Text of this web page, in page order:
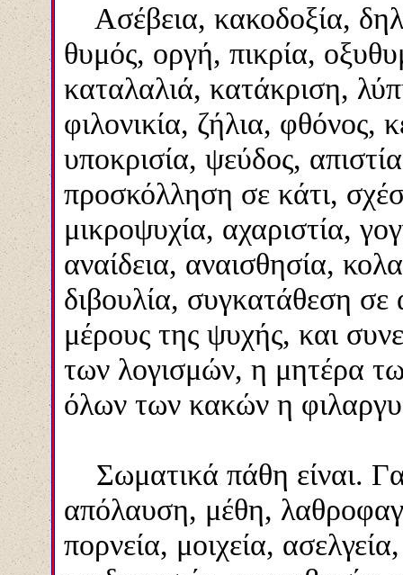
Ασέβεια, κακοδοξία,
θυμός, οργή, πικρία,
καταλαλιά, κατάκριση,
φιλονικία, ζήλια, φθόνος,
υποκρισία, ψεύδος,
προσκόλληση σε κάτι,
μικροψυχία, αχαριστία,
αναίδεια, αναισθησία,
διβουλία, συγκατάθεση
μέρους της ψυχής, και
των λογισμών, η μητέρα
όλων των κακών η
Σωματικά πάθη είναι.
απόλαυση, μέθη,
πορνεία, μοιχεία,